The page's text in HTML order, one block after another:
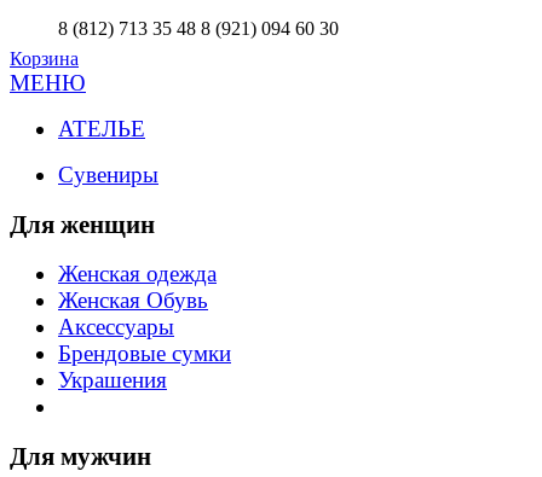
8 (812) 713 35 48 8 (921) 094 60 30
Корзина
МЕНЮ
АТЕЛЬЕ
Сувениры
Для женщин
Женская одежда
Женская Обувь
Аксессуары
Брендовые сумки
Украшения
Для мужчин